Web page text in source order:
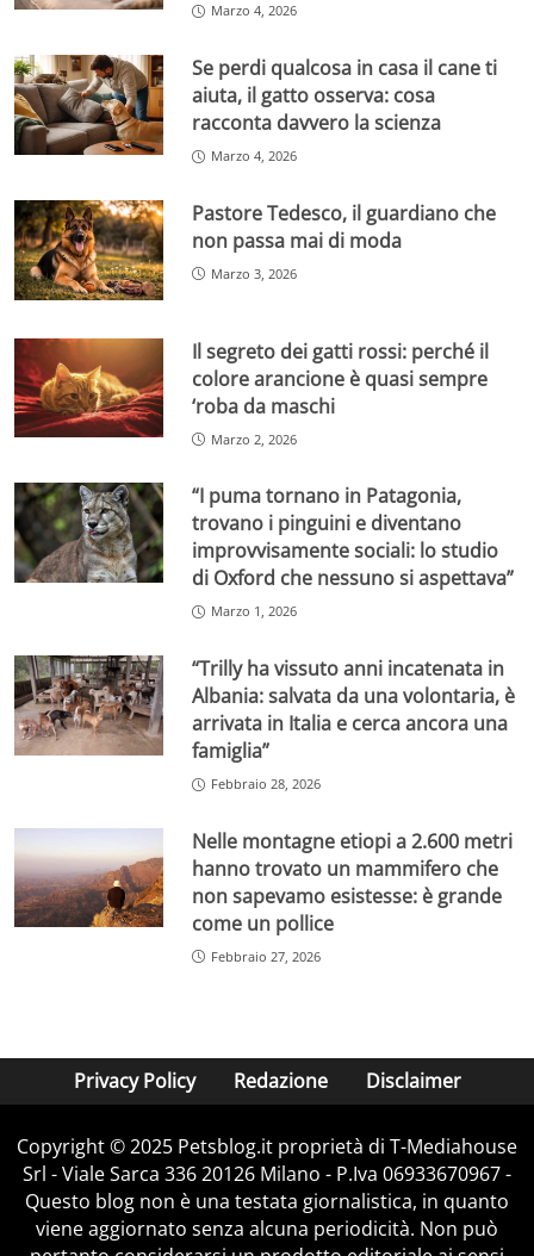
Marzo 4, 2026
Se perdi qualcosa in casa il cane ti
aiuta, il gatto osserva: cosa
racconta davvero la scienza
Marzo 4, 2026
Pastore Tedesco, il guardiano che
non passa mai di moda
Marzo 3, 2026
Il segreto dei gatti rossi: perché il
colore arancione è quasi sempre
‘roba da maschi
Marzo 2, 2026
“I puma tornano in Patagonia,
trovano i pinguini e diventano
improvvisamente sociali: lo studio
di Oxford che nessuno si aspettava”
Marzo 1, 2026
“Trilly ha vissuto anni incatenata in
Albania: salvata da una volontaria, è
arrivata in Italia e cerca ancora una
famiglia”
Febbraio 28, 2026
Nelle montagne etiopi a 2.600 metri
hanno trovato un mammifero che
non sapevamo esistesse: è grande
come un pollice
Febbraio 27, 2026
Privacy Policy Redazione Disclaimer
Copyright © 2025 Petsblog.it proprietà di T-Mediahouse
Srl - Viale Sarca 336 20126 Milano - P.Iva 06933670967 -
Questo blog non è una testata giornalistica, in quanto
viene aggiornato senza alcuna periodicità. Non può